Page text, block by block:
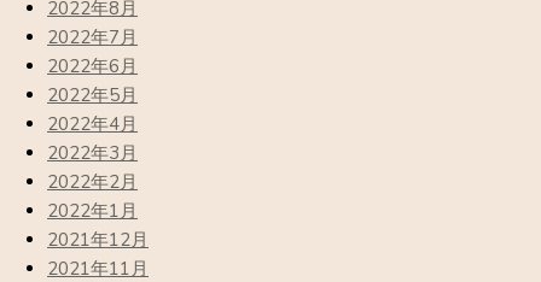
2022年8月
2022年7月
2022年6月
2022年5月
2022年4月
2022年3月
2022年2月
2022年1月
2021年12月
2021年11月